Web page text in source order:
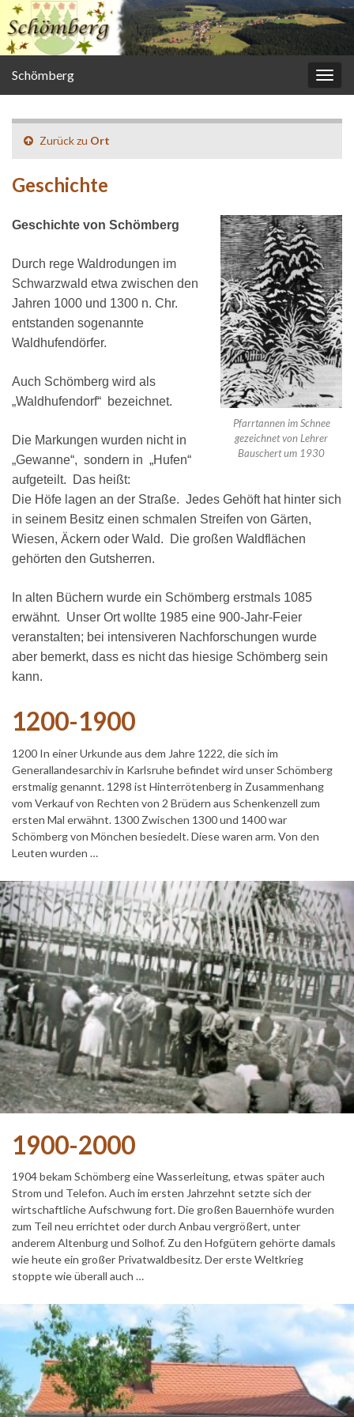
Schömberg
Zurück zu Ort
Geschichte
Pfarrtannen im Schnee
gezeichnet von Lehrer
Bauschert um 1930
Geschichte von Schömberg
Durch rege Waldrodungen im
Schwarzwald etwa zwischen den
Jahren 1000 und 1300 n. Chr.
entstanden sogenannte
Waldhufendörfer.
Auch Schömberg wird als
„Waldhufendorf“ bezeichnet.
Die Markungen wurden nicht in
„Gewanne“, sondern in „Hufen“
aufgeteilt. Das heißt:
Die Höfe lagen an der Straße. Jedes Gehöft hat hinter sich
in seinem Besitz einen schmalen Streifen von Gärten,
Wiesen, Äckern oder Wald. Die großen Waldflächen
gehörten den Gutsherren.
In alten Büchern wurde ein Schömberg erstmals 1085
erwähnt. Unser Ort wollte 1985 eine 900-Jahr-Feier
veranstalten; bei intensiveren Nachforschungen wurde
aber bemerkt, dass es nicht das hiesige Schömberg sein
kann.
1200-1900
1200 In einer Urkunde aus dem Jahre 1222, die sich im
Generallandesarchiv in Karlsruhe befindet wird unser Schömberg
erstmalig genannt. 1298 ist Hinterrötenberg in Zusammenhang
vom Verkauf von Rechten von 2 Brüdern aus Schenkenzell zum
ersten Mal erwähnt. 1300 Zwischen 1300 und 1400 war
Schömberg von Mönchen besiedelt. Diese waren arm. Von den
Leuten wurden …
1900-2000
1904 bekam Schömberg eine Wasserleitung, etwas später auch
Strom und Telefon. Auch im ersten Jahrzehnt setzte sich der
wirtschaftliche Aufschwung fort. Die großen Bauernhöfe wurden
zum Teil neu errichtet oder durch Anbau vergrößert, unter
anderem Altenburg und Solhof. Zu den Hofgütern gehörte damals
wie heute ein großer Privatwaldbesitz. Der erste Weltkrieg
stoppte wie überall auch …